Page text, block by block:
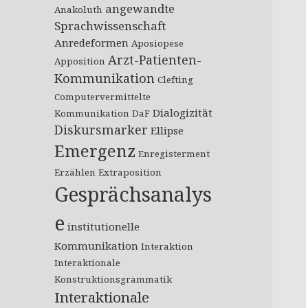
Anakoluth angewandte
Sprachwissenschaft
Anredeformen Aposiopese
Apposition Arzt-Patienten-
Kommunikation Clefting
Computervermittelte
Kommunikation DaF Dialogizität
Diskursmarker Ellipse
Emergenz Enregisterment
Erzählen Extraposition
Gesprächsanalys
e institutionelle
Kommunikation Interaktion
Interaktionale
Konstruktionsgrammatik
Interaktionale